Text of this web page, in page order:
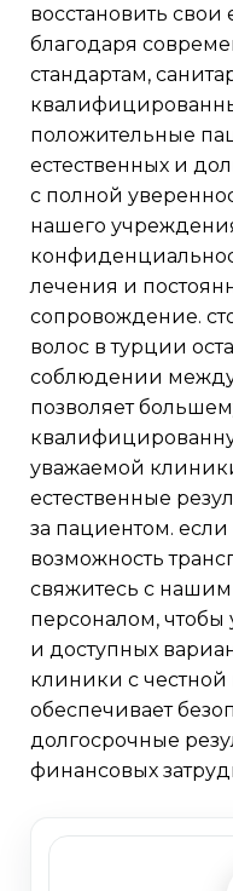
восстановить свои
благодаря
стандартам,
положительные
естественных и
с полной
нашего
лечения и
сопровождение.
волос в турции
соблюдении
позволяет
уважаемой
естественные
за пациентом.
возможность
свяжитесь с
персоналом, чтобы
и доступных
клиники с
обеспечивает
долгосрочные
финансовых